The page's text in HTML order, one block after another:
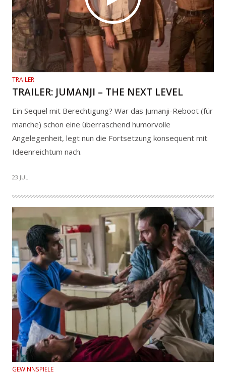
TRAILER
TRAILER: JUMANJI – THE NEXT LEVEL
Ein Sequel mit Berechtigung? War das Jumanji-Reboot (für
manche) schon eine überraschend humorvolle
Angelegenheit, legt nun die Fortsetzung konsequent mit
Ideenreichtum nach.
23 JULI
GEWINNSPIELE